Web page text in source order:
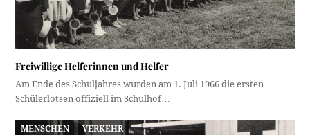
Freiwillige Helferinnen und Helfer
Am Ende des Schuljahres wurden am 1. Juli 1966 die ersten
Schülerlotsen offiziell im Schulhof…
MENSCHEN VERKEHR